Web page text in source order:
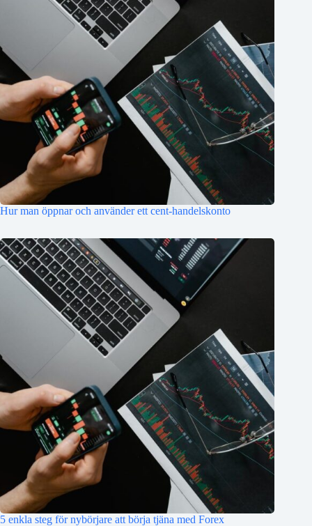
Hur man öppnar och använder ett cent-handelskonto
5 enkla steg för nybörjare att börja tjäna med Forex